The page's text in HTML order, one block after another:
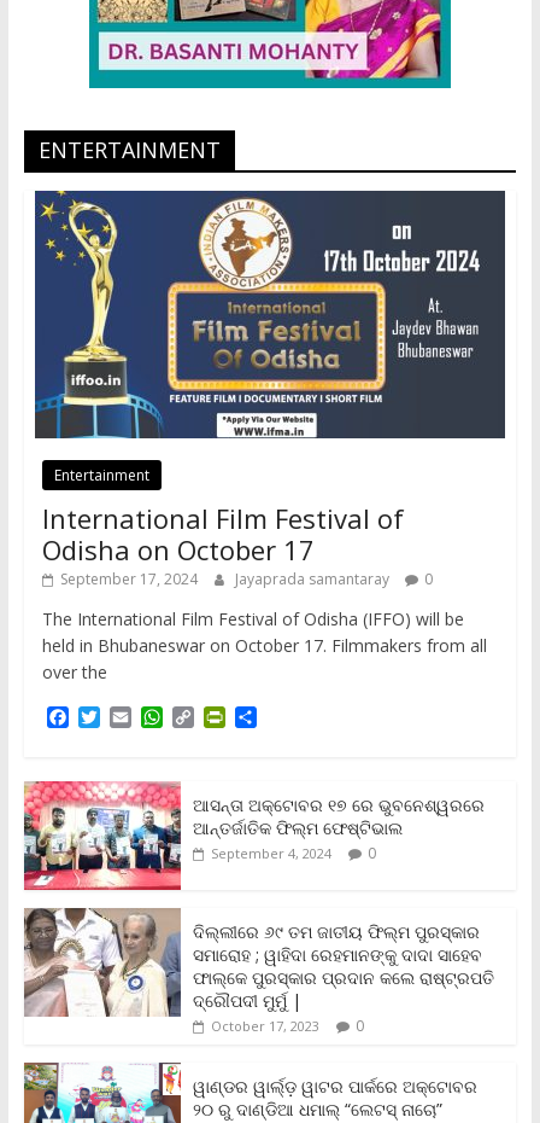
ENTERTAINMENT
Entertainment
International Film Festival of
Odisha on October 17
September 17, 2024 Jayaprada samantaray 0
The International Film Festival of Odisha (IFFO) will be
held in Bhubaneswar on October 17. Filmmakers from all
over the
F
e
b
o
o
k
T
t
t
e
r
E
i
l
W
t
s
A
p
p
C
L
i
n
k
P
t
F
r
i
d
l
y
S
e
ଆସନ୍ତା ଅକ୍ଟୋବର ୧୭ ରେ ଭୁବନେଶ୍ୱରରେ
ଆନ୍ତର୍ଜାତିକ ଫିଲ୍ମ ଫେଷ୍ଟିଭାଲ
September 4, 2024 0
ଦିଲ୍ଲୀରେ ୬୯ ତମ ଜାତୀୟ ଫିଲ୍ମ ପୁରସ୍କାର
ସମାରୋହ ; ୱାହିଦା ରେହମାନଙ୍କୁ ଦାଦା ସାହେବ
ଫାଲ୍‌କେ ପୁରସ୍କାର ପ୍ରଦାନ କଲେ ରାଷ୍ଟ୍ରପତି
ଦ୍ରୌପଦୀ ମୁର୍ମୁ |
October 17, 2023 0
ୱାଣ୍ଡର ୱାର୍ଲ୍‌ଡ଼ ୱାଟର ପାର୍କରେ ଅକ୍ଟୋବର
୨୦ ରୁ ଦାଣ୍ଡିଆ ଧମାଲ୍ “ଲେଟସ୍ ନାଚୋ”